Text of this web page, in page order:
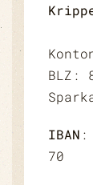
BLZ:
IBAN :
70